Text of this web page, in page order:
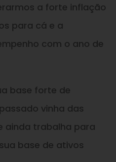
a forte inflação
para cá e a
com o ano de
base forte de
vinha das
ainda trabalha para
base de ativos